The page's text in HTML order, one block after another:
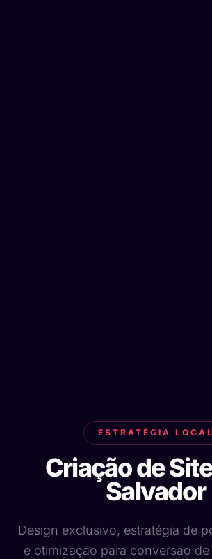
ESTRATÉGIA LOCAL
Criação de
Salvador
Design exclusivo, estratégia de
e otimização para conversão